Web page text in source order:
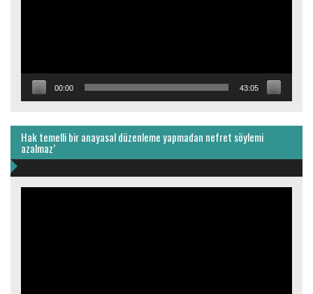
00:00 43:05
Hak temelli bir anayasal düzenleme yapmadan nefret söylemi
azalmaz’